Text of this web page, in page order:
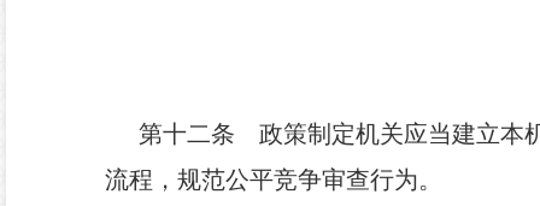
第十二条 政策制定机关应当建立本
流程，规范公平竞争审查行为。